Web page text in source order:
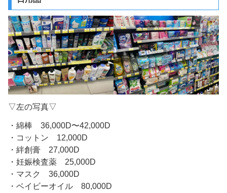
▽左の写真▽
・綿棒 36,000D〜42,000D
・コットン 12,000D
・絆創膏 27,000D
・妊娠検査薬 25,000D
・マスク 36,000D
・ベイビーオイル 80,000D